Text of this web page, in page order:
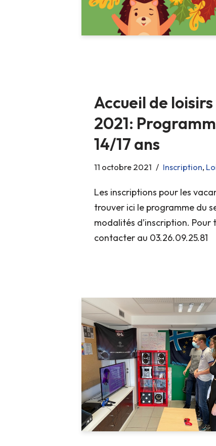
Accueil de
2021:
14/17 ans
11 octobre 2021 Inscription,
Les inscriptions pour les
trouver ici le programme du
modalités d’inscription.
contacter au 03.26.09.25.81